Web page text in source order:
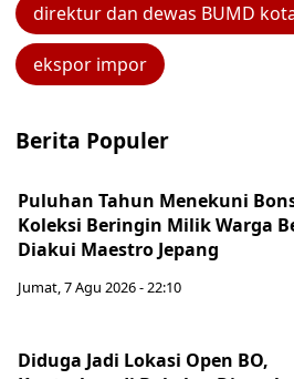
direktur dan dewas BUMD
ekspor impor
Berita Populer
Puluhan Tahun Menekuni
Koleksi Beringin Milik Warga
Diakui Maestro Jepang
Jumat, 7 Agu 2026 - 22:10
Diduga Jadi Lokasi Open BO,